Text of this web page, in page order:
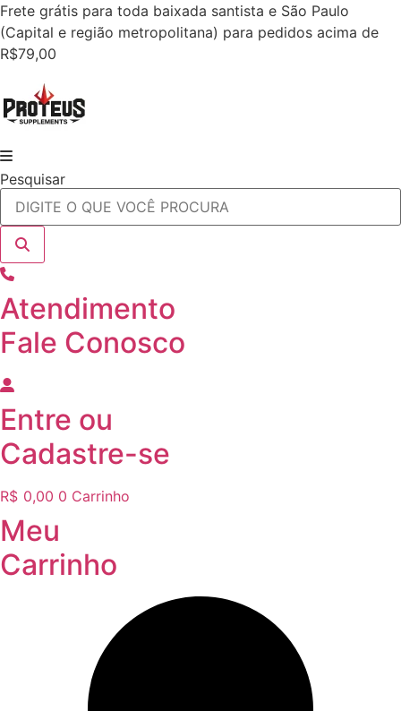
Ir
para
o
Frete grátis para toda baixada santista e São Paulo
(Capital e região metropolitana) para pedidos acima de
R$79,00
Pesquisar
Atendimento
Fale Conosco
Entre ou
Cadastre-se
R$ 0,00 0 Carrinho
Meu
Carrinho